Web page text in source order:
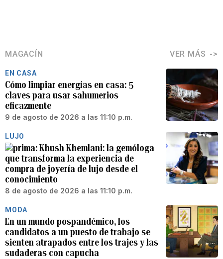
MAGACÍN VER MÁS
EN CASA
Cómo limpiar energías en casa: 5
claves para usar sahumerios
eficazmente
9 de agosto de 2026 a las 11:10 p.m.
LUJO
Khush Khemlani: la gemóloga
que transforma la experiencia de
compra de joyería de lujo desde el
conocimiento
8 de agosto de 2026 a las 11:10 p.m.
MODA
En un mundo pospandémico, los
candidatos a un puesto de trabajo se
sienten atrapados entre los trajes y las
sudaderas con capucha